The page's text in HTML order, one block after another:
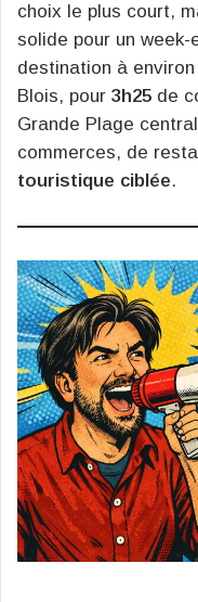
choix le plus court,
solide pour un week-
destination à environ
Blois, pour 3h25 de
Grande Plage
commerces, de
touristique ciblée.